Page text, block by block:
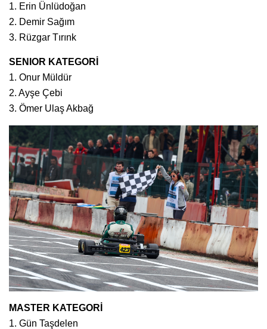
1. Erin Ünlüdoğan
2. Demir Sağım
3. Rüzgar Tırınk
SENIOR KATEGORİ
1. Onur Müldür
2. Ayşe Çebi
3. Ömer Ulaş Akbağ
MASTER KATEGORİ
1. Gün Taşdelen